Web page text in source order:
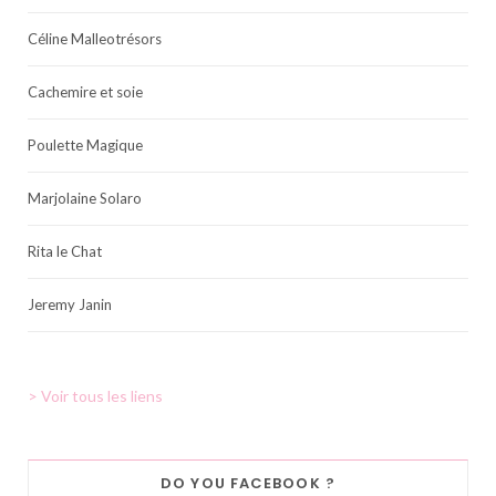
Céline Malleotrésors
Cachemire et soie
Poulette Magique
Marjolaine Solaro
Rita le Chat
Jeremy Janin
> Voir tous les liens
DO YOU FACEBOOK ?